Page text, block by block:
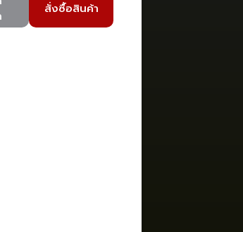
สั่งซื้อสินค้า